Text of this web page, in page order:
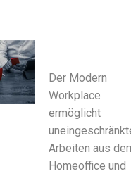
Der Modern
Workplace
ermöglicht
Arbeiten aus
Homeoffice und